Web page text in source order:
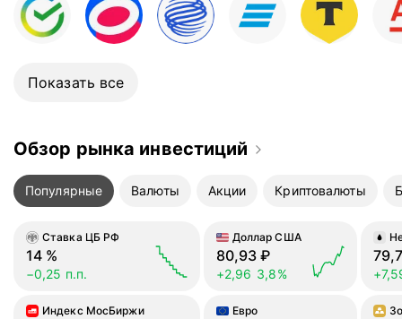
— пополнять вклад нельзя,
снимать деньги тоже. С другой
стороны это в чем-то и плюс —
планах!
Показать все
Обзор рынка инвестиций
Популярные Валюты Акции Криптовалюты
Ставка ЦБ РФ
14 %
−0,25 п.п.
Индекс МосБиржи
Доллар США
80,93₽
+2,96 3,8%
Евро